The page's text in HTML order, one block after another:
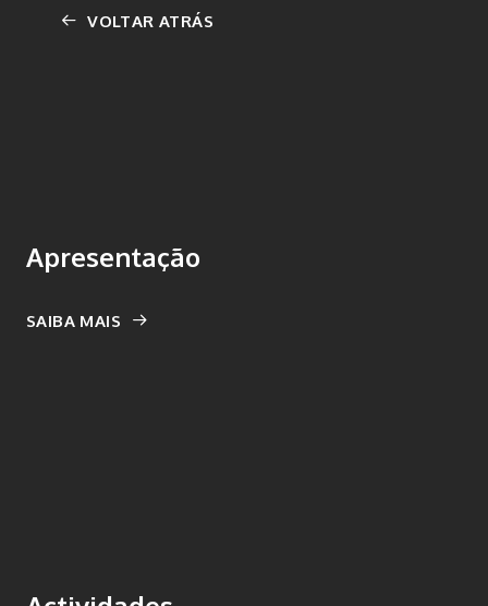
VOLTAR ATRÁS
Apresentação
SAIBA MAIS